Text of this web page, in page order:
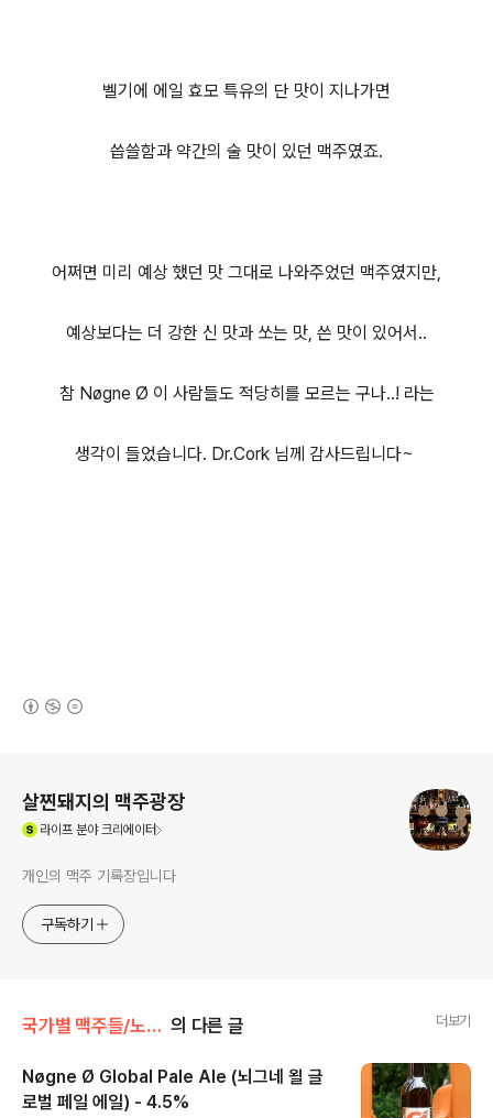
벨기에 에일 효모 특유의 단 맛이 지나가면
씁쓸함과 약간의 술 맛이 있던 맥주였죠.
어쩌면 미리 예상 했던 맛 그대로 나와주었던 맥주였지만,
예상보다는 더 강한 신 맛과 쏘는 맛, 쓴 맛이 있어서..
참 Nøgne Ø 이 사람들도 적당히를 모르는 구나..! 라는
생각이 들었습니다. Dr.Cork 님께 감사드립니다~
살찐돼지의 맥주광장
라이프 분야 크리에이터
개인의 맥주 기록장입니다
구독하기
국가별 맥주들/노르웨이 의 다른 글 더보기
Nøgne Ø Global Pale Ale (뇌그네 욀 글
로벌 페일 에일) - 4.5%